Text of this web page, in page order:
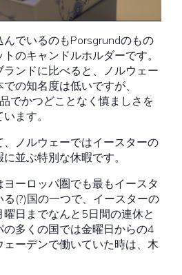
でいるのもPorsgrundのもの
のキャンドルホルダーです。
ンドに比べると、ノルウェー
の知名度は低いですが、
でかつどことなく慎ましさを
ます。
、ノルウェーではイースターの
並ぶ特別な休暇です。
ーロッパ圏でも最もイースタ
(?)国の一つで、イースターの
日までなんと5日間の連休と
多くの国では金曜日からの4
ーデンで働いていた時は、木